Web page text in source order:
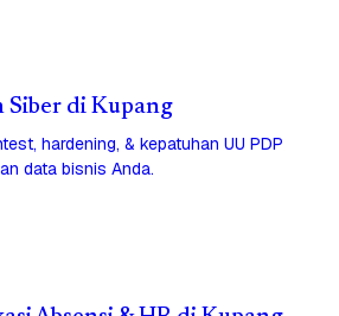
Siber di Kupang
hardening, & kepatuhan UU PDP
data bisnis Anda.